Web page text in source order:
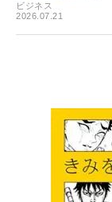
ビジネス
2026.07.21